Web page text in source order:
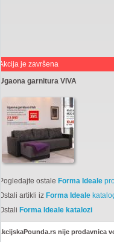
je završena
garnitura VIVA
ostale Forma Ideale
artikli iz Forma Ideale
Forma Ideale katalozi
nije prodavnica